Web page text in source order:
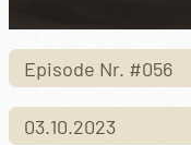
Episode Nr. #056
03.10.2023